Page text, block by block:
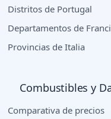
Distritos de Portugal
Departamentos de
Provincias de Italia
Combustibles y
Comparativa de precios